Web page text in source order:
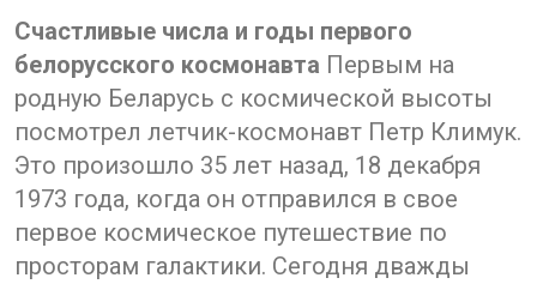
Счастливые числа и годы первого
белорусского космонавта Первым на
родную Беларусь с космической высоты
посмотрел летчик-космонавт Петр Климук.
Это произошло 35 лет назад, 18 декабря
1973 года, когда он отправился в свое
первое космическое путешествие по
просторам галактики. Сегодня дважды